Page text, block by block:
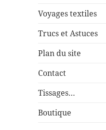
Voyages textiles
Trucs et Astuces
Plan du site
Contact
Tissages…
Boutique